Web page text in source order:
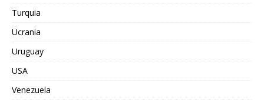
Turquia
Ucrania
Uruguay
USA
Venezuela